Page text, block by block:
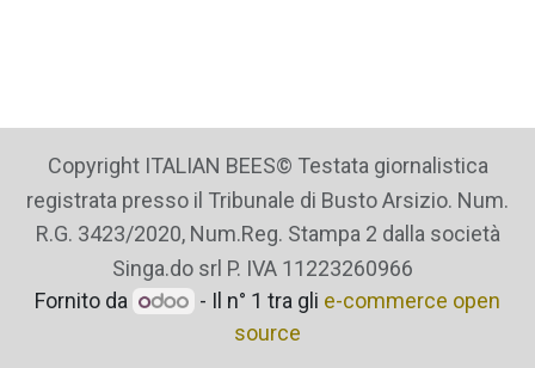
Copyright ITALIAN BEES© Testata giornalistica
registrata presso il Tribunale di Busto Arsizio. Num.
R.G. 3423/2020, Num.Reg. Stampa 2 dalla società
Singa.do srl P. IVA 11223260966
Fornito da
- Il n° 1 tra gli e-commerce open
source